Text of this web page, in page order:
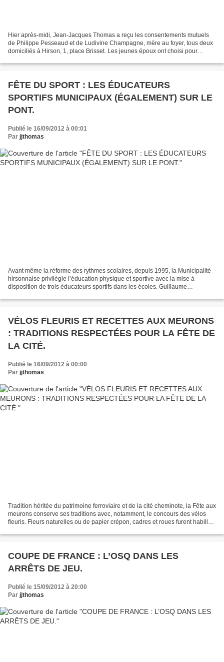
Hier après-midi, Jean-Jacques Thomas a reçu les consentements mutuels
de Philippe Pesseaud et de Ludivine Champagne, mère au foyer, tous deux
domiciliés à Hirson, 1, place Brisset. Les jeunes époux ont choisi pour
FÊTE DU SPORT : LES ÉDUCATEURS
SPORTIFS MUNICIPAUX (ÉGALEMENT) SUR LE
PONT.
Publié le 16/09/2012 à 00:01
Par jjthomas
Avant même la réforme des rythmes scolaires, depuis 1995, la Municipalité
hirsonnaise privilégie l’éducation physique et sportive avec la mise à
disposition de trois éducateurs sportifs dans les écoles. Guillaume
VÉLOS FLEURIS ET RECETTES AUX MEURONS
: TRADITIONS RESPECTÉES POUR LA FÊTE DE
LA CITÉ.
Publié le 16/09/2012 à 00:00
Par jjthomas
Tradition héritée du patrimoine ferroviaire et de la cité cheminote, la Fête aux
meurons conserve ses traditions avec, notamment, le concours des vélos
fleuris. Fleurs naturelles ou de papier crépon, cadres et roues furent habillés
COUPE DE FRANCE : L’OSQ DANS LES
ARRÊTS DE JEU.
Publié le 15/09/2012 à 20:00
Par jjthomas